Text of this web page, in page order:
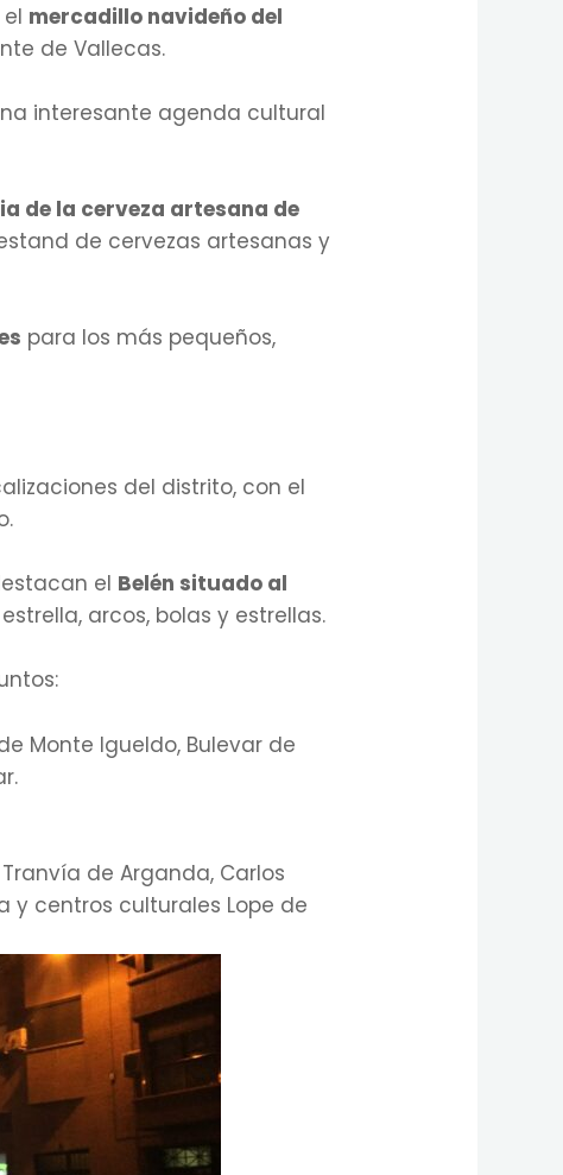
mercadillo navideño del
de Vallecas.
interesante agenda cultural
de la cerveza artesana de
de cervezas artesanas y
para los más pequeños,
del distrito, con el
el Belén situado al
arcos, bolas y estrellas.
Monte Igueldo, Bulevar de
de Arganda, Carlos
y centros culturales Lope de